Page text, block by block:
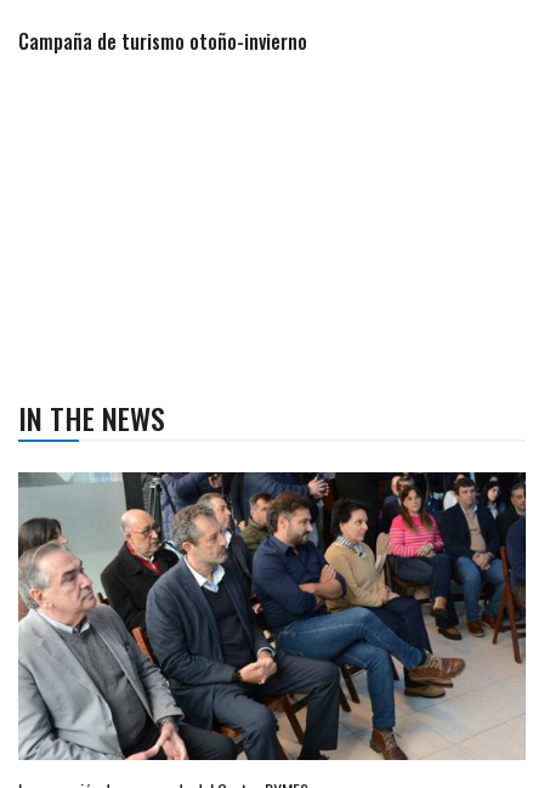
Campaña de turismo otoño-invierno
IN THE NEWS